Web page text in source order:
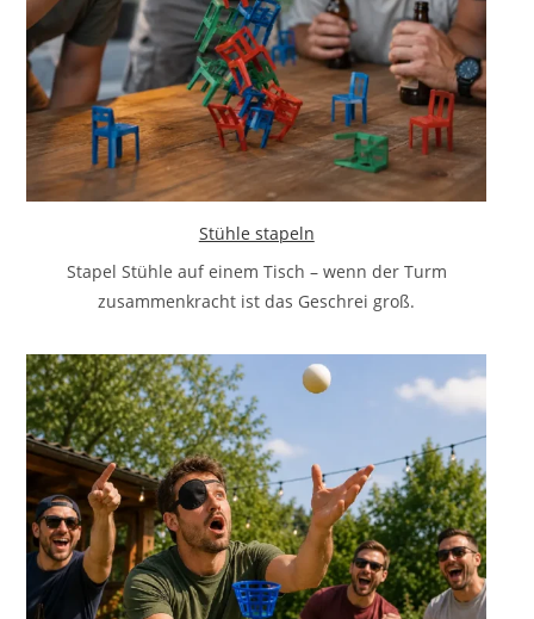
Stühle stapeln
Stapel Stühle auf einem Tisch – wenn der Turm
zusammenkracht ist das Geschrei groß.